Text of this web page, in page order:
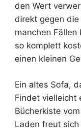
den Wert
direkt gegen die
manchen Fällen
so komplett
einen kleinen
Ein altes Sofa,
Findet vielleicht
Bücherkiste
Laden freut